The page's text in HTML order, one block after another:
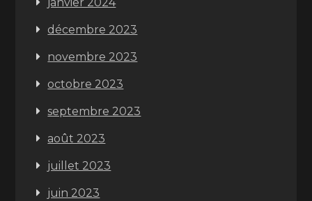
décembre 2023
novembre 2023
octobre 2023
septembre 2023
août 2023
juillet 2023
juin 2023